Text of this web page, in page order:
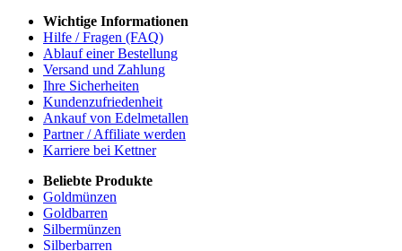
Wichtige Informationen
Hilfe / Fragen (FAQ)
Ablauf einer Bestellung
Versand und Zahlung
Ihre Sicherheiten
Kundenzufriedenheit
Ankauf von Edelmetallen
Partner / Affiliate werden
Karriere bei Kettner
Beliebte Produkte
Goldmünzen
Goldbarren
Silbermünzen
Silberbarren